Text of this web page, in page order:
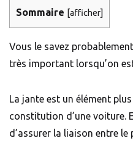
Sommaire [afficher]
Vous le savez
très important lorsqu’on
La jante est un élément
constitution d’une voiture.
d’assurer la liaison entre